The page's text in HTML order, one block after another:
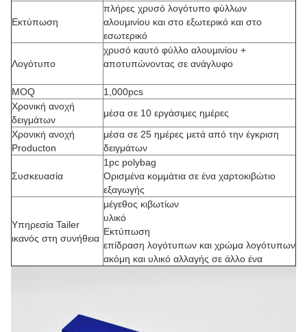
Εκτύπωση
πλήρες χρυσό λογότυπο φύλλων
αλουμινίου και στο εξωτερικό και στο
εσωτερικό
Λογότυπο
χρυσό καυτό φύλλο αλουμινίου +
αποτυπώνοντας σε ανάγλυφο
MOQ
1,000pcs
Χρονική ανοχή
δειγμάτων
μέσα σε 10 εργάσιμες ημέρες
Χρονική ανοχή
Producton
μέσα σε 25 ημέρες μετά από την έγκριση
δειγμάτων
Συσκευασία
1pc polybag
Ορισμένα κομμάτια σε ένα χαρτοκιβώτιο
εξαγωγής
Υπηρεσία Tailer
ικανός στη συνήθεια
μέγεθος κιβωτίων
υλικό
Εκτύπωση
επίδραση λογότυπων και χρώμα λογότυπων
ακόμη και υλικό αλλαγής σε άλλο ένα